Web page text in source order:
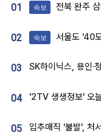
01 속보 전북 완주
02 속보 서울도 '40도
03
04
05